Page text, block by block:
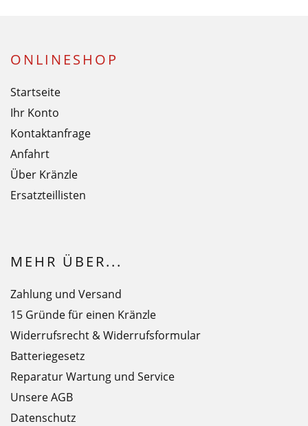
ONLINESHOP
Startseite
Ihr Konto
Kontaktanfrage
Anfahrt
Über Kränzle
Ersatzteillisten
MEHR ÜBER...
Zahlung und Versand
15 Gründe für einen Kränzle
Widerrufsrecht & Widerrufsformular
Batteriegesetz
Reparatur Wartung und Service
Unsere AGB
Datenschutz